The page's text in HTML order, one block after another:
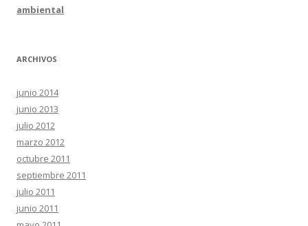
ambiental
ARCHIVOS
junio 2014
junio 2013
julio 2012
marzo 2012
octubre 2011
septiembre 2011
julio 2011
junio 2011